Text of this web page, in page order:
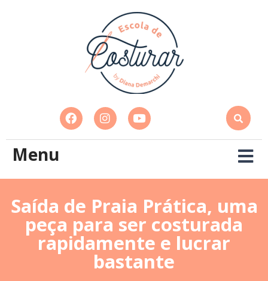
Menu
Saída de Praia Prática, uma
peça para ser costurada
rapidamente e lucrar
bastante